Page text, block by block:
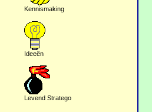
Kennismaking
Ideeën
Levend Stratego